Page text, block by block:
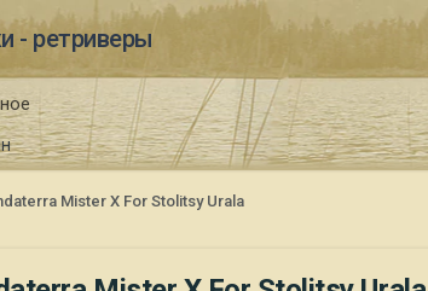
- ретриверы
Mister X For Stolitsy Urala